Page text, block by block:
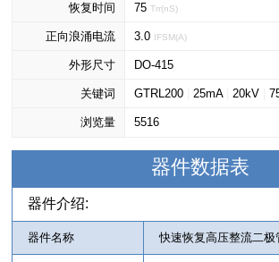
恢复时间 75Trr(nS)
正向浪涌电流 3.0 IFSM(A)
外形尺寸 DO-415
关键词 GTRL200 |25mA|20kV |
CRVT200
浏览量 5516
器件数据表
器件介绍:
器件名称 快速恢复高压整流二极